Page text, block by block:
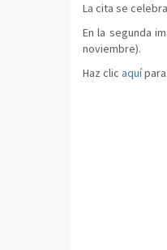
La cita se
En la segunda
noviembre).
Haz clic aquípara